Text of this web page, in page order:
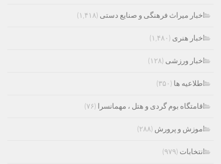
اخبار میراث فرهنگی و صنایع دستی (۱,۴۱۸)
اخبار هنری (۱,۴۸۰)
اخبار ورزشی (۱۲۸)
اطلاعیه ها (۳۵۰)
اقامتگاه بوم گردی و هتل ، مهمانسرا (۷۶)
اموزش و پرورش (۲۸۸)
انتخابات (۹۷۹)